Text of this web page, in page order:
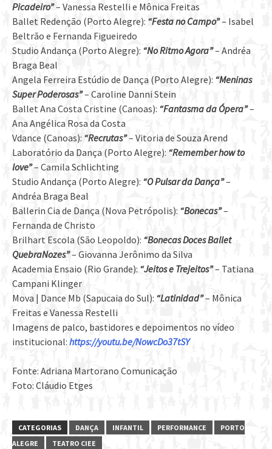
Picadeiro”– Vanessa Restelli e Mônica Freitas
Ballet Redenção (Porto Alegre): “Festa no Campo”– Isabel
Beltrão e Fernanda Figueiredo
Studio Andança (Porto Alegre): “No Ritmo Agora”– Andréa
Braga Beal
Angela Ferreira Estúdio de Dança (Porto Alegre): “Meninas
Super Poderosas”– Caroline Danni Stein
Ballet Ana Costa Cristine (Canoas): “Fantasma da Ópera”–
Ana Angélica Rosa da Costa
Vdance (Canoas): “Recrutas”– Vitoria de Souza Arend
Laboratório da Dança (Porto Alegre): “Remember how to
love”– Camila Schlichting
Studio Andança (Porto Alegre): “O Pulsar da Dança”–
Andréa Braga Beal
Ballerin Cia de Dança (Nova Petrópolis): “Bonecas”–
Fernanda de Christo
Brilhart Escola (São Leopoldo): “Bonecas Doces Ballet
QuebraNozes”– Giovanna Jerônimo da Silva
Academia Ensaio (Rio Grande): “Jeitos e Trejeitos”– Tatiana
Campani Klinger
Mova | Dance Mb (Sapucaia do Sul): “Latinidad”– Mônica
Freitas e Vanessa Restelli
Imagens de palco, bastidores e depoimentos no vídeo
institucional: https://youtu.be/NowcDo37tSY
Fonte: Adriana Martorano Comunicação
Foto: Cláudio Etges
CATEGORIAS DANÇA INFANTIL PERFORMANCE
PORTO
ALEGRE
TEATRO CIEE